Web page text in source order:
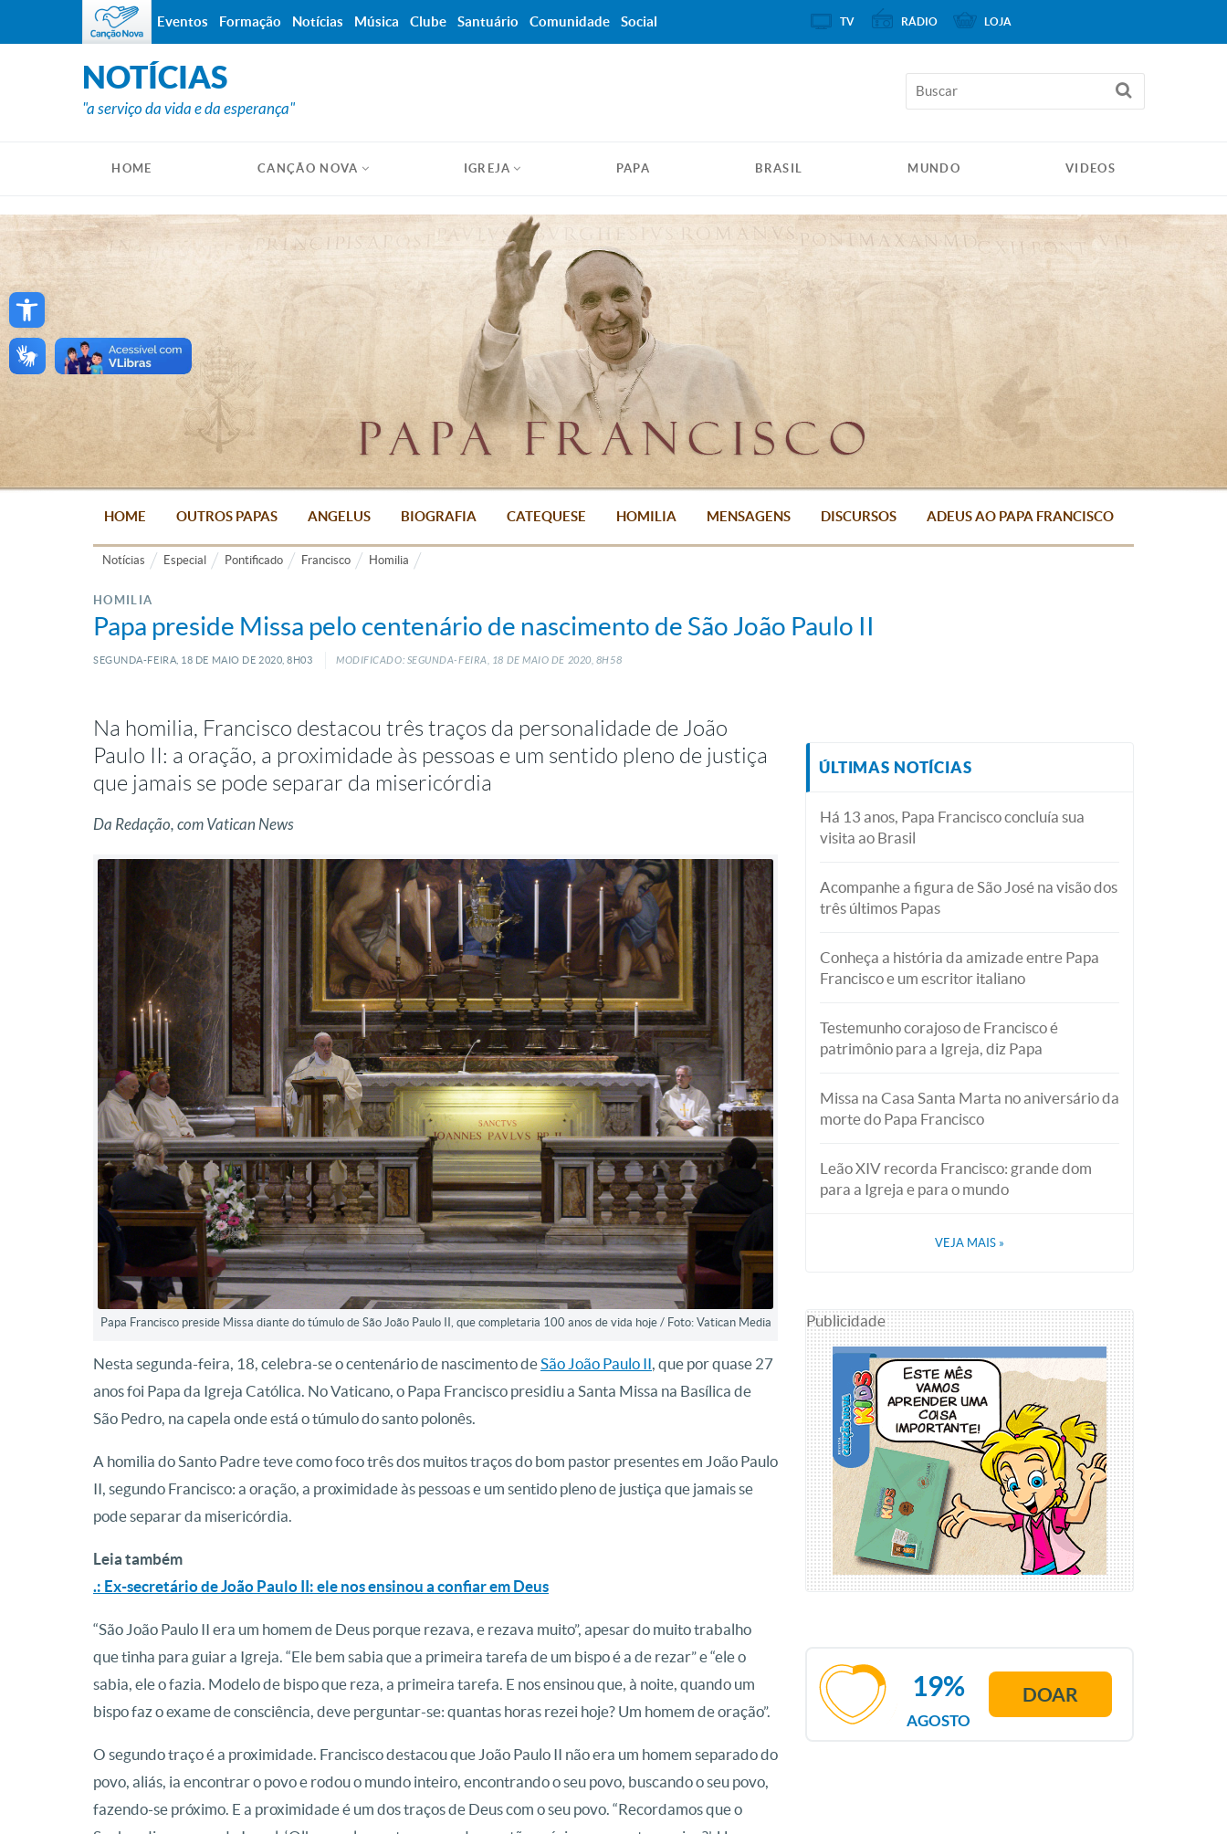
Open toolbar
NOTÍCIAS
"a serviço da vida e da esperança"
HOME CANÇÃO NOVA IGREJA PAPA BRASIL MUNDO VIDEOS
HOME OUTROS PAPAS ANGELUS BIOGRAFIA CATEQUESE HOMILIA MENSAGENS DISCURSOS ADEUS AO PAPA FRANCISCO
Notícias Especial Pontificado Francisco Homilia
HOMILIA
Papa preside Missa pelo centenário de nascimento de São João Paulo II
SEGUNDA-FEIRA, 18 DE MAIO DE 2020, 8H03 MODIFICADO: SEGUNDA-FEIRA, 18 DEMAIO DE 2020, 8H58
Na homilia, Francisco destacou três traços da personalidade de João
Paulo II: a oração, a proximidade às pessoas e um sentido pleno de justiça
que jamais se pode separar da misericórdia
Da Redação, com Vatican News
Papa Francisco preside Missa diante do túmulo de São João Paulo II, que completaria 100 anos de vida hoje / Foto: Vatican Media
Nesta segunda-feira, 18, celebra-se o centenário de nascimento deSão João Paulo II, que por quase 27
anos foi Papa da Igreja Católica. No Vaticano, o Papa Francisco presidiu a Santa Missa na Basílica de
São Pedro, na capela onde está o túmulo do santo polonês.
A homilia do Santo Padre teve como foco três dos muitos traços do bom pastor presentes em João Paulo
II, segundo Francisco: a oração, a proximidade às pessoas e um sentido pleno de justiça que jamais se
pode separar da misericórdia.
Leia também
.: Ex-secretário de João Paulo II: ele nos ensinou a confiar em Deus
“São João Paulo II era um homem de Deus porque rezava, e rezava muito”, apesar do muito trabalho
que tinha para guiar a Igreja. “Ele bem sabia que a primeira tarefa de um bispo é a de rezar” e “ele o
sabia, ele o fazia. Modelo de bispo que reza, a primeira tarefa. E nos ensinou que, à noite, quando um
bispo faz o exame de consciência, deve perguntar-se: quantas horas rezei hoje? Um homem de oração”.
O segundo traço é a proximidade. Francisco destacou que João Paulo II não era um homem separado do
povo, aliás, ia encontrar o povo e rodou o mundo inteiro, encontrando o seu povo, buscando o seu povo,
fazendo-se próximo. E a proximidade é um dos traços de Deus com o seu povo. “Recordamos que o
ÚLTIMAS NOTÍCIAS
Há 13 anos, Papa Francisco concluía sua
visita ao Brasil
Acompanhe a figura de São José na visão dos
três últimos Papas
Conheça a história da amizade entre Papa
Francisco e um escritor italiano
Testemunho corajoso de Francisco é
patrimônio para a Igreja, diz Papa
Missa na Casa Santa Marta no aniversário da
morte do Papa Francisco
Leão XIV recorda Francisco: grande dom
para a Igreja e para o mundo
VEJA MAIS »
Publicidade
AGOSTO
19% DOAR
Eventos Formação Notícias Música Clube Santuário Comunidade Social TV RÁDIO LOJA